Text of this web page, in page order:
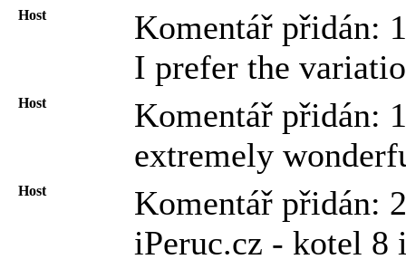
Host
Komentář přidán:
I prefer the
Host
Komentář přidán:
extremely
Host
Komentář přidán:
iPeruc.cz - kotel 8